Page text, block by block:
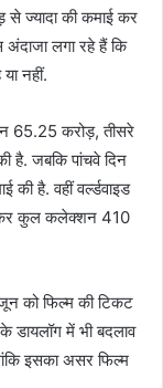
से ज्यादा की कमाई कर
लगा रहे हैं कि
नहीं.
65.25 करोड़, तीसरे
है. जबकि पांचवे दिन
है. वहीं वर्ल्डवाइड
कुल कलेक्शन 410
को फिल्म की टिकट
डायलॉग में भी बदलाव
इसका असर फिल्म